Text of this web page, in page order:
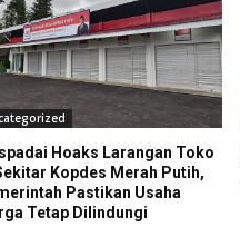
Hoaks Larangan Toko
Kopdes Merah Putih,
Pastikan Usaha
Tetap Dilindungi